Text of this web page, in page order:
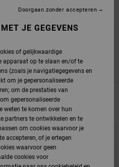
PRODUCTEN ZIJN
LEUK
NIEUW PRODUCT
JE GEGEVENS
of gelijkwaardige
apparaat op te slaan en/of te
(zoals je navigatiegegevens en
om je gepersonaliseerde
om de prestaties van
gepersonaliseerde
weten te komen over hun
partners te ontwikkelen en te
om cookies waarvoor je
accepteren, of je ertegen
waarvoor geen
cookies voor
Doorgaan zonder accepteren